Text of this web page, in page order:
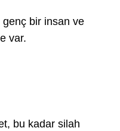
genç bir insan ve
var.
bu kadar silah